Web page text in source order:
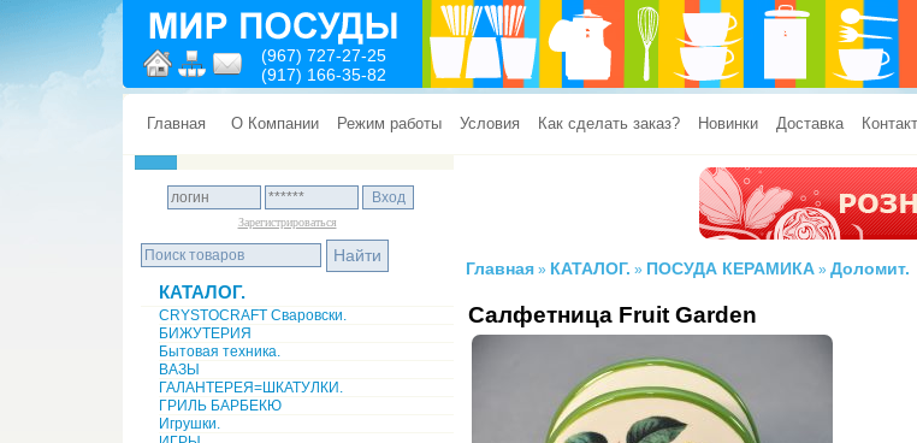
(967) 727-27-25
(917) 166-35-82
Главная О Компании Режим работы Условия Как сделать заказ? Новинки Доставка
Зарегистрироваться
КАТАЛОГ.
CRYSTOCRAFT Сваровски.
БИЖУТЕРИЯ
Бытовая техника.
ВАЗЫ
ГАЛАНТЕРЕЯ=ШКАТУЛКИ.
ГРИЛЬ БАРБЕКЮ
Игрушки.
Главная » КАТАЛОГ. » ПОСУДА КЕРАМИКА » Доломит.
Салфетница Fruit Garden